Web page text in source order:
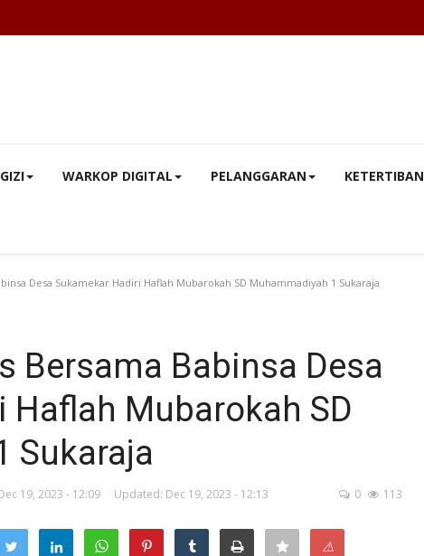
WARKOP DIGITAL PELANGGARAN KETERTIBAN
Desa Sukamekar Hadiri Haflah Mubarokah SD Muhammadiyah 1 Sukaraja
Bersama Babinsa Desa
Mubarokah SD
Sukaraja
19, 2023 - 12:09 Updated: Dec 19, 2023 - 12:13 0 113
⚠